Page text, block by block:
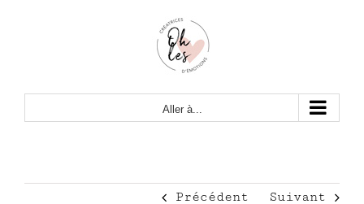
Aller à...
Précédent Suivant